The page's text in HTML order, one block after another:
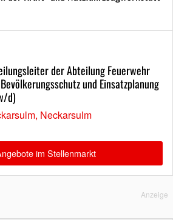
der Abteilung Feuerwehr
und Einsatzplanung
d)
Neckarsulm
im Stellenmarkt
Anzeige